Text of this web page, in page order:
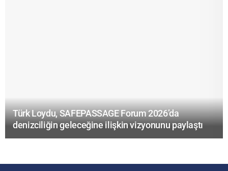
Türk Loydu, SAFEPASSAGE Forum 2026’da
denizciliğin geleceğine ilişkin vizyonunu paylaştı